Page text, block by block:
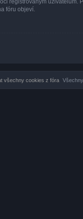
registrovaným uživatelům.
fóru objeví.
všechny cookies z fóra